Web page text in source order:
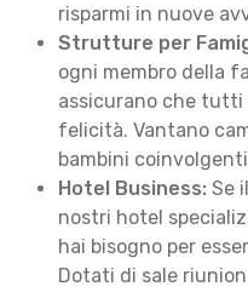
risparmi in nuove
Strutture per
ogni membro della
assicurano che tutti
felicità. Vantano
bambini
Hotel Business: Se
nostri hotel
hai bisogno per
Dotati di sale